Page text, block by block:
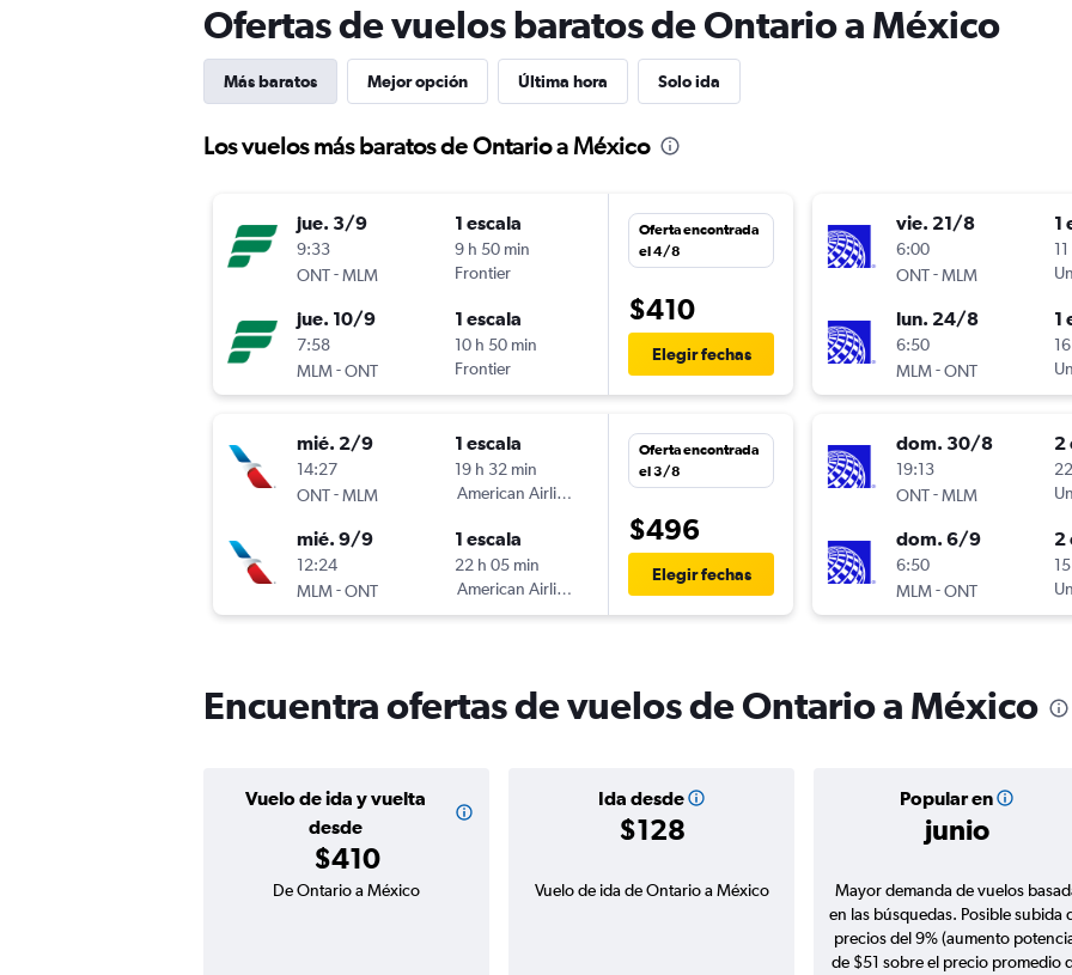
Ofertas de vuelos baratos de Ontario a México
Más baratos Mejor opción Última hora Solo ida
Los vuelos más baratos de Ontario a México
jue. 3/9
9:33
ONT-MLM
1 escala
9 h 50 min
Frontier
jue. 10/9
7:58
MLM-ONT
1 escala
10 h 50 min
Frontier
Oferta encontrada
el 4/8
$410
Elegir fechas
mié. 2/9
14:27
ONT-MLM
1 escala
19 h 32 min
American Airlines
mié. 9/9
12:24
MLM-ONT
1 escala
22 h 05 min
American Airlines
Oferta encontrada
el 3/8
$496
Elegir fechas
vie. 21/8
6:00
ONT-MLM
1
lun. 24/8
6:50
MLM-ONT
1
dom. 30/8
19:13
ONT-MLM
2
dom. 6/9
6:50
MLM-ONT
2
Encuentra ofertas de vuelos de Ontario a México
Vuelo de ida y vuelta
desde
$410
Ida desde
$128
Popular en
junio
De Ontario a México Vuelo de ida de Ontario a México
Mayor demanda de vuelos
en las búsquedas. Posible subida
precios del 9% (aumento
de $51 sobre el precio promedio